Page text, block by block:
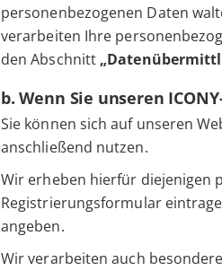
personenbezogenen Daten
verarbeiten Ihre
den Abschnitt
b. Wenn Sie unseren
Sie können sich auf unseren
anschließend nutzen.
Wir erheben hierfür diejenigen
Registrierungsformular
angeben.
Wir verarbeiten auch